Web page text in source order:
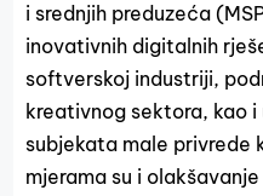
i srednjih preduzeća
inovativnih digitalnih
softverskoj industriji,
kreativnog sektora, kao i
subjekata male privrede
mjerama su i